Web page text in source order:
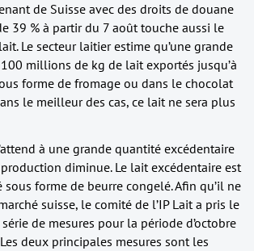
de Suisse avec des droits de douane
39 % à partir du 7 août touche aussi le
Le secteur laitier estime qu’une grande
millions de kg de lait exportés jusqu’à
forme de fromage ou dans le chocolat
le meilleur des cas, ce lait ne sera plus
à une grande quantité excédentaire
diminue. Le lait excédentaire est
forme de beurre congelé. Afin qu’il ne
suisse, le comité de l’IP Lait a pris le
de mesures pour la période d’octobre
deux principales mesures sont les